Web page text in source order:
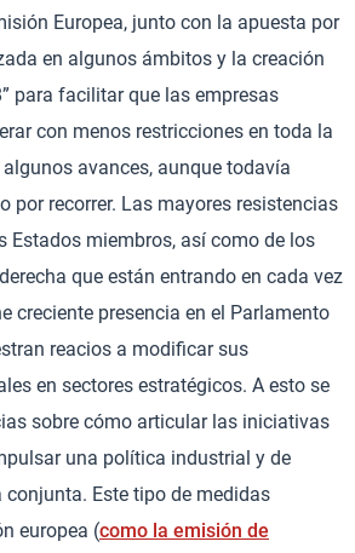
Europea, junto con la apuesta por
en algunos ámbitos y la creación
para facilitar que las empresas
con menos restricciones en toda la
avances, aunque todavía
por recorrer. Las mayores resistencias
Estados miembros, así como de los
que están entrando en cada vez
creciente presencia en el Parlamento
reacios a modificar sus
en sectores estratégicos. A esto se
sobre cómo articular las iniciativas
una política industrial y de
Este tipo de medidas
europea (como la emisión de